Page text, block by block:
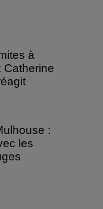
à
Catherine
:
les